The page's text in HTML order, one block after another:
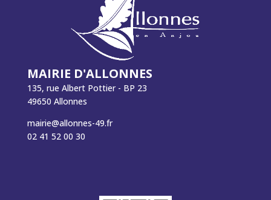
MAIRIE D'ALLONNES
135, rue Albert Pottier - BP 23
49650 Allonnes
mairie@allonnes-49.fr
02 41 52 00 30